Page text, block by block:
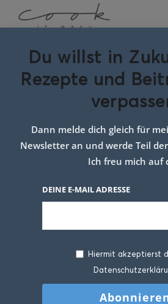
Gemüse
Erdnüssen
Du willst in
Rezepte und
Dann melde dich gleich für
Newsletter an und werde Teil
Ich freu mich auf
DEINE E-MAIL ADRESSE
Hiermit akzeptierst